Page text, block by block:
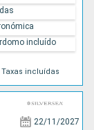
Taxas incluídas
incluído
22/11/2027